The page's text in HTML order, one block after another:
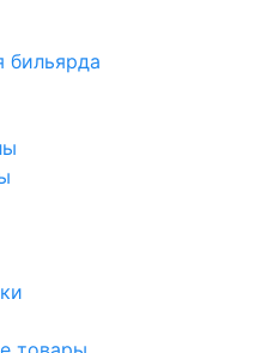
бильярда